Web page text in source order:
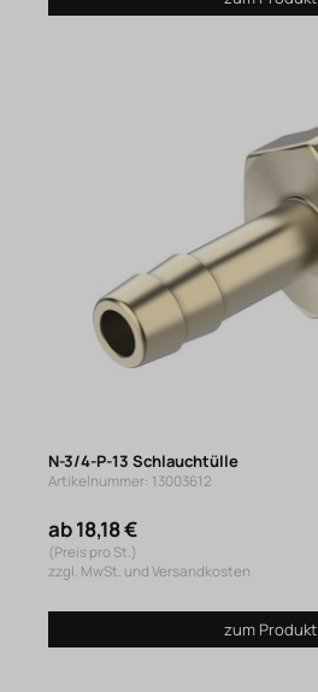
N-3/4-P-13 Schlauchtülle
Artikelnummer: 13003612
ab 18,18 €
(Preis pro St.)
zzgl. MwSt. und Versandkosten
zum Produkt